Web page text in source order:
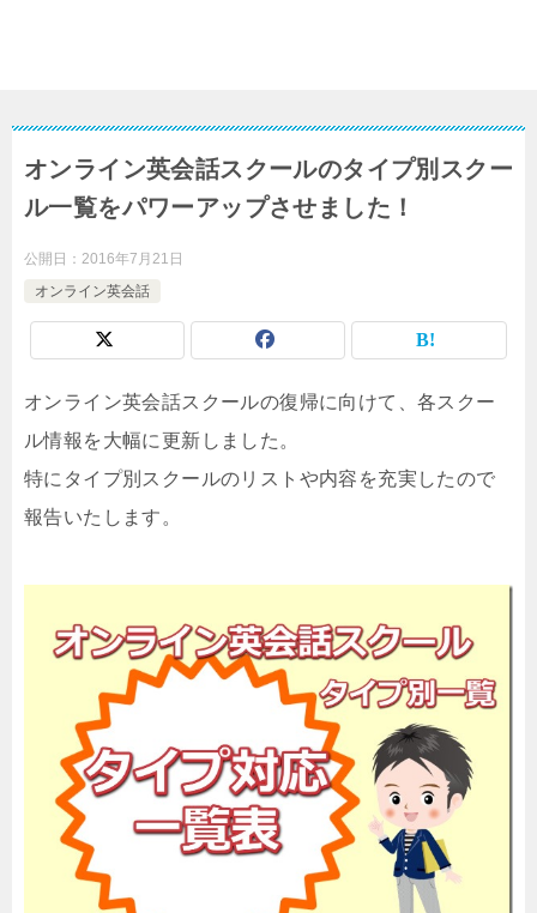
オンライン英会話スクールのタイプ別スクー
ル一覧をパワーアップさせました！
公開日： 2016年7月21日
オンライン英会話
オンライン英会話スクールの復帰に向けて、各スクー
ル情報を大幅に更新しました。
特にタイプ別スクールのリストや内容を充実したので
報告いたします。